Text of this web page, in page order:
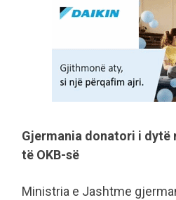
Gjermania donatori i dytë
të OKB-së
Ministria e Jashtme